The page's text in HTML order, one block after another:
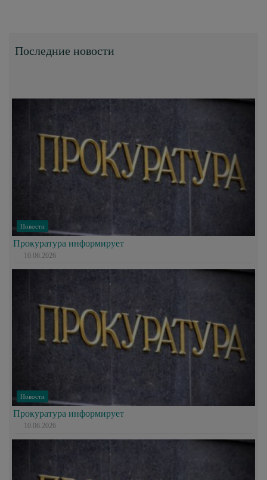
Последние новости
Новости
Прокуратура информирует
10.06.2026
Новости
Прокуратура информирует
10.06.2026